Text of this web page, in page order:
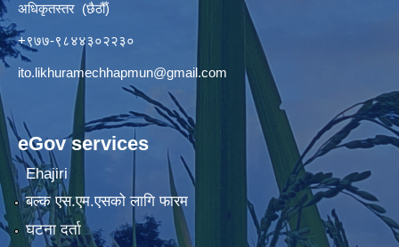
अधिकृतस्तर (छैठौँ)
+९७७-९८४४३०२२३०
ito.likhuramechhapmun@gmail.com
eGov services
Ehajiri
बल्क एस.एम.एसको लागि फारम
घटना दर्ता